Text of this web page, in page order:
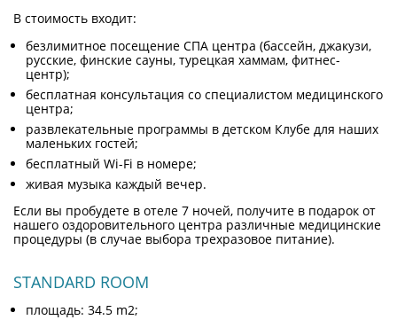
В стоимость входит:
безлимитное посещение СПА центра (бассейн, джакузи,
русские, финские сауны, турецкая хаммам, фитнес-
центр);
бесплатная консультация со специалистом медицинского
центра;
развлекательные программы в детском Клубе для наших
маленьких гостей;
бесплатный Wi-Fi в номере;
живая музыка каждый вечер.
Если вы пробудете в отеле 7 ночей, получите в подарок от
нашего оздоровительного центра различные медицинские
процедуры (в случае выбора трехразовое питание).
STANDARD ROOM
площадь: 34.5 m2;